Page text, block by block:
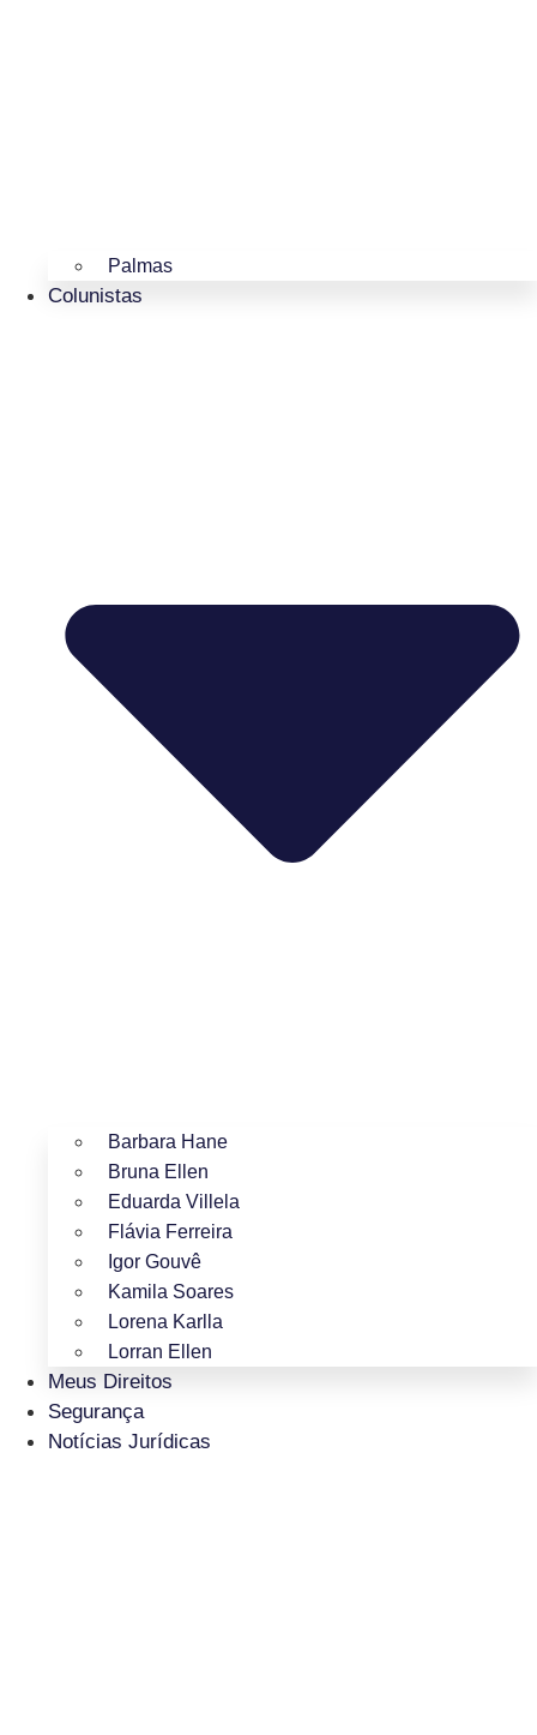
Palmas
Colunistas
Barbara Hane
Bruna Ellen
Eduarda Villela
Flávia Ferreira
Igor Gouvê
Kamila Soares
Lorena Karlla
Lorran Ellen
Meus Direitos
Segurança
Notícias Jurídicas